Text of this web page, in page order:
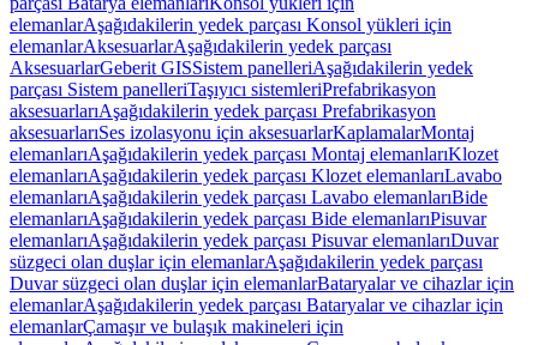
elemanlarAşağıdakilerin yedek parçası Konsol yükleri için
elemanlarAksesuarlarAşağıdakilerin yedek parçası
AksesuarlarGeberit GISSistem panelleriAşağıdakilerin yedek
parçası Sistem panelleriTaşıyıcı sistemleriPrefabrikasyon
aksesuarlarıAşağıdakilerin yedek parçası Prefabrikasyon
aksesuarlarıSes izolasyonu için aksesuarlarKaplamalarMontaj
elemanlarıAşağıdakilerin yedek parçası Montaj elemanlarıKlozet
elemanlarıAşağıdakilerin yedek parçası Klozet elemanlarıLavabo
elemanlarıAşağıdakilerin yedek parçası Lavabo elemanlarıBide
elemanlarıAşağıdakilerin yedek parçası Bide elemanlarıPisuvar
elemanlarıAşağıdakilerin yedek parçası Pisuvar elemanlarıDuvar
süzgeci olan duşlar için elemanlarAşağıdakilerin yedek parçası
Duvar süzgeci olan duşlar için elemanlarBataryalar ve cihazlar için
elemanlarAşağıdakilerin yedek parçası Bataryalar ve cihazlar için
elemanlarÇamaşır ve bulaşık makineleri için